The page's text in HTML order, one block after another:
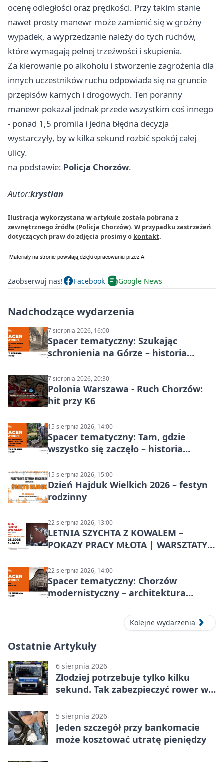
ocenę odległości oraz prędkości. Przy takim stanie
nawet prosty manewr może zamienić się w groźny
wypadek, a wyprzedzanie należy do tych ruchów,
które wymagają pełnej trzeźwości i skupienia.
Za kierowanie po alkoholu i stworzenie zagrożenia dla
innych uczestników ruchu odpowiada się na gruncie
przepisów karnych i drogowych. Ten poranny
manewr pokazał jednak przede wszystkim coś innego
- ponad 1,5 promila i jedna błędna decyzja
wystarczyły, by w kilka sekund rozbić spokój całej
ulicy.
na podstawie: Policja Chorzów.
Autor:krystian
Ilustracja wykorzystana w artykule została pobrana z
zewnętrznego źródła (Policja Chorzów). W przypadku zastrzeżeń
dotyczących praw do zdjęcia prosimy o kontakt.
Zaobserwuj nas! Facebook Google News
Nadchodzące wydarzenia
7 sierpnia 2026, 16:00
Spacer tematyczny: Szukając
schronienia na Górze – historia
7 sierpnia 2026, 20:30
Polonia Warszawa - Ruch Chorzów:
hit przy K6
15 sierpnia 2026, 14:00
Spacer tematyczny: Tam, gdzie
wszystko się zaczęło – historia
15 sierpnia 2026, 15:00
Dzień Hajduk Wielkich 2026 – festyn
rodzinny
22 sierpnia 2026, 13:00
LETNIA SZYCHTA Z KOWALEM –
POKAZY PRACY MŁOTA | WARSZTATY
22 sierpnia 2026, 14:00
Spacer tematyczny: Chorzów
modernistyczny – architektura
Kolejne wydarzenia
Ostatnie Artykuły
6 sierpnia 2026
Złodziej potrzebuje tylko kilku
sekund. Tak zabezpieczyć rower w
5 sierpnia 2026
Jeden szczegół przy bankomacie
może kosztować utratę pieniędzy